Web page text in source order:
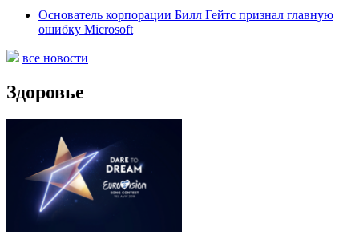
Основатель корпорации Билл Гейтс признал главную
ошибку Microsoft
все новости
Здоровье